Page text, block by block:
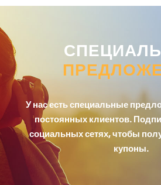
У нас есть специальные
постоянных клиентов.
социальных сетях, чтобы
купоны.